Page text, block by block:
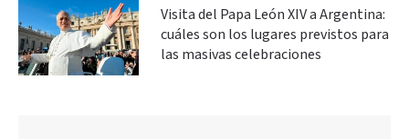
Visita del Papa León XIV a Argentina:
cuáles son los lugares previstos para
las masivas celebraciones